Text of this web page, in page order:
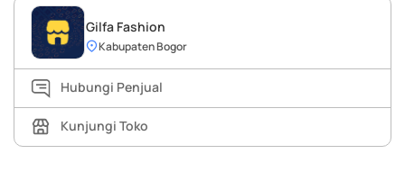
Gilfa Fashion
Kabupaten Bogor
Hubungi Penjual
Kunjungi Toko